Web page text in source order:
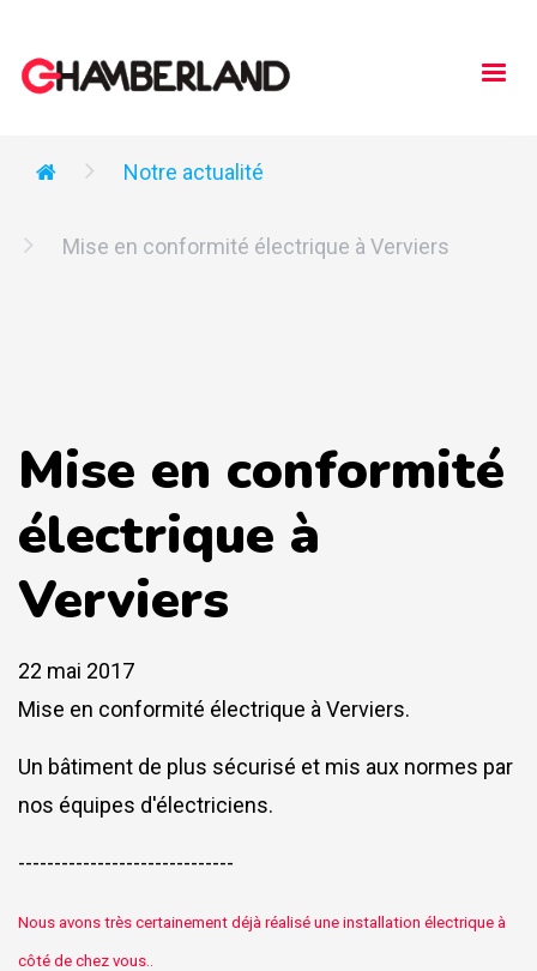
Notre actualité
Mise en conformité électrique à Verviers
Mise en conformité
électrique à
Verviers
22 mai 2017
Mise en conformité électrique à Verviers.
Un bâtiment de plus sécurisé et mis aux normes par
nos équipes d'électriciens.
------------------------------
Nous avons très certainement déjà réalisé une installation électrique à
côté de chez vous..